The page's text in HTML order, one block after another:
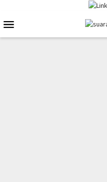
konten
Mobile